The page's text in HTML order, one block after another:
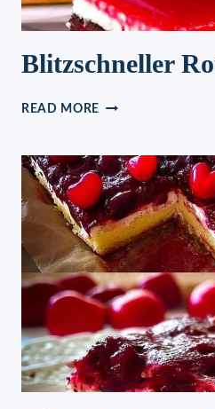
Blitzschneller
READ MORE BLITZSCHNELLER